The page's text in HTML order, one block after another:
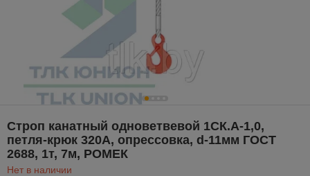
Строп канатный одноветвевой 1СК.А-1,0,
петля-крюк 320A, опрессовка, d-11мм ГОСТ
2688, 1т, 7м, РОМЕК
Нет в наличии